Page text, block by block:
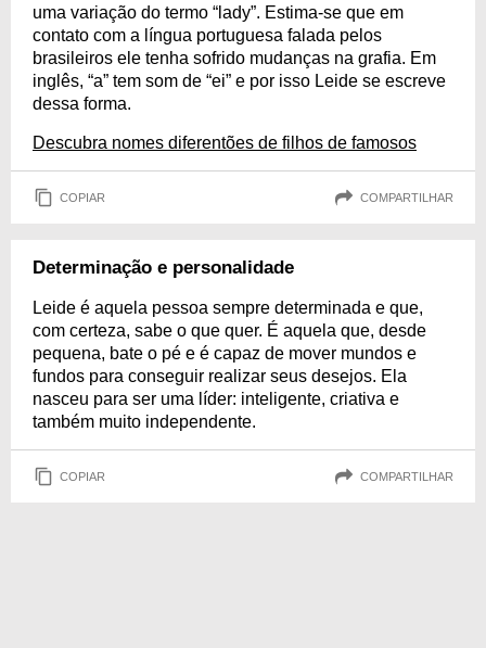
uma variação do termo “lady”. Estima-se que em
contato com a língua portuguesa falada pelos
brasileiros ele tenha sofrido mudanças na grafia. Em
inglês, “a” tem som de “ei” e por isso Leide se escreve
dessa forma.
Descubra nomes diferentões de filhos de famosos
COPIAR COMPARTILHAR
Determinação e personalidade
Leide é aquela pessoa sempre determinada e que,
com certeza, sabe o que quer. É aquela que, desde
pequena, bate o pé e é capaz de mover mundos e
fundos para conseguir realizar seus desejos. Ela
nasceu para ser uma líder: inteligente, criativa e
também muito independente.
COPIAR COMPARTILHAR